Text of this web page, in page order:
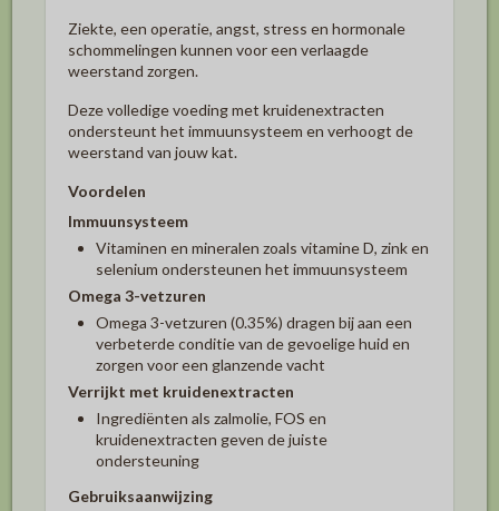
Ziekte, een operatie, angst, stress en hormonale
schommelingen kunnen voor een verlaagde
weerstand zorgen.
Deze volledige voeding met kruidenextracten
ondersteunt het immuunsysteem en verhoogt de
weerstand van jouw kat.
Voordelen
Immuunsysteem
Vitaminen en mineralen zoals vitamine D, zink en
selenium ondersteunen het immuunsysteem
Omega 3-vetzuren
Omega 3-vetzuren (0.35%) dragen bij aan een
verbeterde conditie van de gevoelige huid en
zorgen voor een glanzende vacht
Verrijkt met kruidenextracten
Ingrediënten als zalmolie, FOS en
kruidenextracten geven de juiste
ondersteuning
Gebruiksaanwijzing